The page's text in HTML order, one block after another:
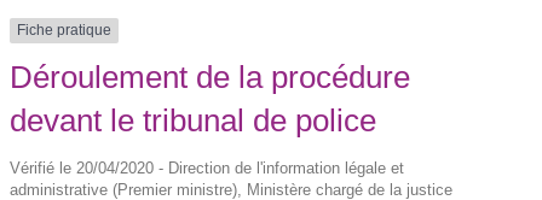
Fiche pratique
Déroulement de la procédure
devant le tribunal de police
Vérifié le 20/04/2020 - Direction de l'information légale et
administrative (Premier ministre), Ministère chargé de la justice